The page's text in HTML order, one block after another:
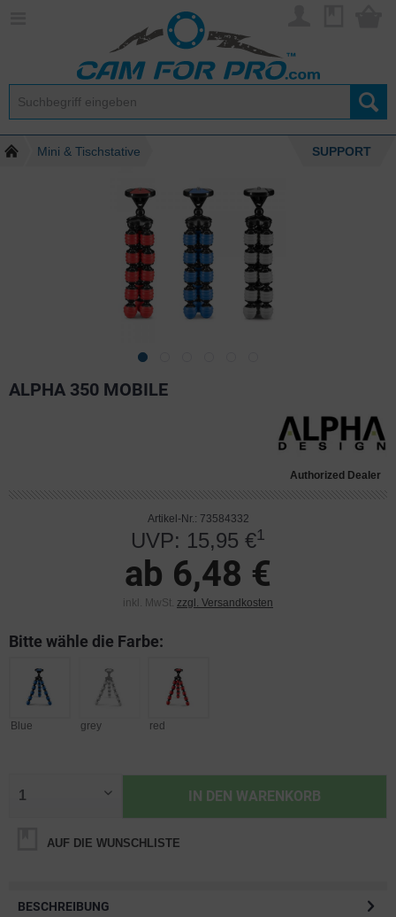
Mini & Tischstative SUPPORT
ALPHA 350 MOBILE
Authorized Dealer
Artikel-Nr.: 73584332
UVP: 15,95 €1
ab 6,48 €
inkl. MwSt. zzgl. Versandkosten
Bitte wähle die Farbe:
Blue grey red
IN DEN WARENKORB
AUF DIE WUNSCHLISTE
BESCHREIBUNG